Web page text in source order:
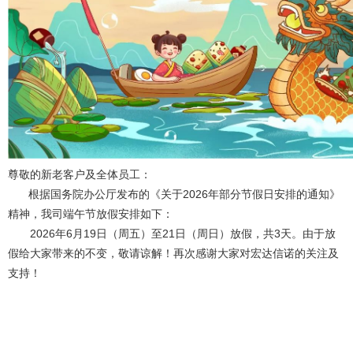
尊敬的新老客户及全体员工：
根据国务院办公厅发布的《关于2026年部分节假日安排的通知》‌‌
精神，我司端午节放假安排如下：
2026年6月19日（周五）至21日（周日）放假，共3天。 由于放
假给大家带来的不变，敬请谅解！再次感谢大家对宏达信诺的关注及
支持！